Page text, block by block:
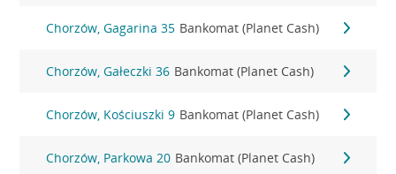
Chorzów, Gagarina 35 Bankomat (Planet Cash)
Chorzów, Gałeczki 36 Bankomat (Planet Cash)
Chorzów, Kościuszki 9 Bankomat (Planet Cash)
Chorzów, Parkowa 20 Bankomat (Planet Cash)